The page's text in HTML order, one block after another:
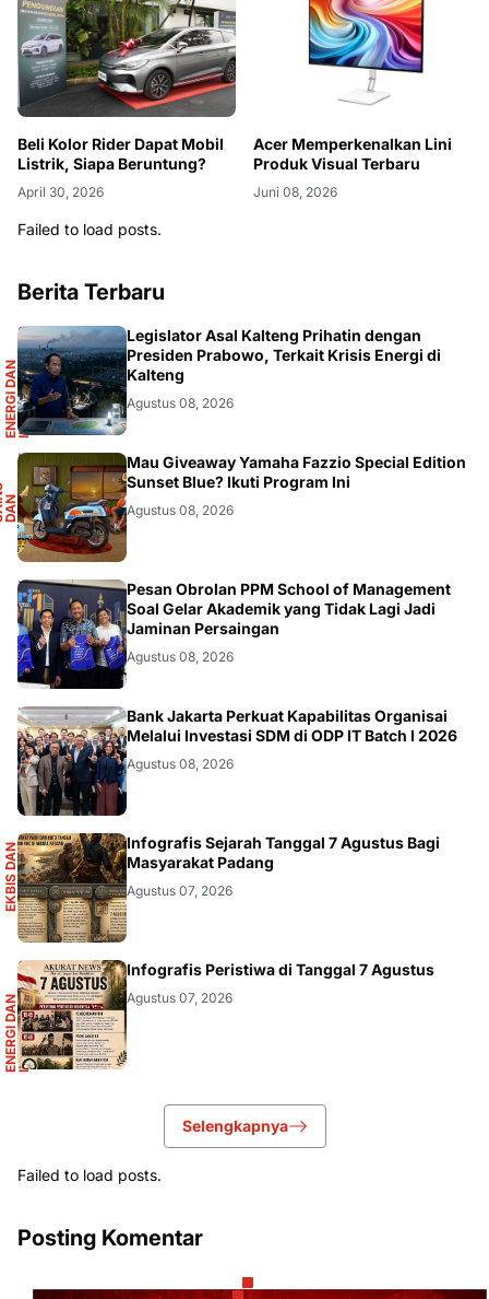
Beli Kolor Rider Dapat Mobil
Listrik, Siapa Beruntung?
April 30, 2026
Acer Memperkenalkan Lini
Produk Visual Terbaru
Juni 08, 2026
Failed to load posts.
Berita Terbaru
E
N
E
R
G
I
D
A
N
I
N
F
R
A
S
T
R
U
K
T
UR
Legislator Asal Kalteng Prihatin dengan
Presiden Prabowo, Terkait Krisis Energi di
Kalteng
Agustus 08, 2026
N
OF
Mau Giveaway Yamaha Fazzio Special Edition
Sunset Blue? Ikuti Program Ini
Agustus 08, 2026
DIKBUDRISTEK
Pesan Obrolan PPM School of Management
Soal Gelar Akademik yang Tidak Lagi Jadi
Jaminan Persaingan
Agustus 08, 2026
DIKBUDRISTEK
Bank Jakarta Perkuat Kapabilitas Organisai
Melalui Investasi SDM di ODP IT Batch I 2026
Agustus 08, 2026
E
K
B
I
S
D
A
N
I
N
F
O
G
R
A
F
IS
Infografis Sejarah Tanggal 7 Agustus Bagi
Masyarakat Padang
Agustus 07, 2026
E
N
E
R
G
I
D
A
N
I
N
F
R
A
S
T
R
U
K
T
UR Infografis Peristiwa di Tanggal 7 Agustus
Agustus 07, 2026
Selengkapnya
Failed to load posts.
Posting Komentar